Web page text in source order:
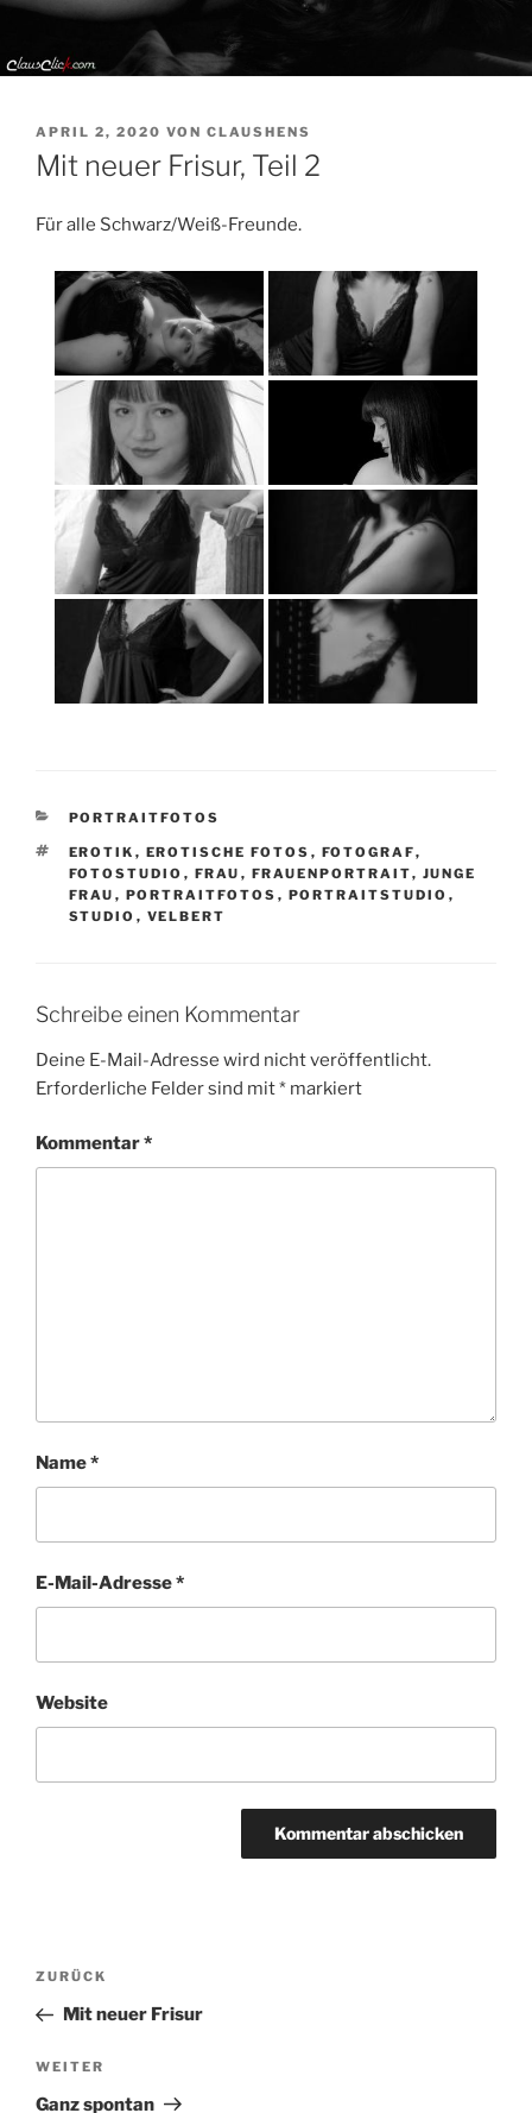
VERÖFFENTLICHT
AM
APRIL 2, 2020 VON CLAUSHENS
Mit neuer Frisur, Teil 2
Für alle Schwarz/Weiß-Freunde.
KATEGORIEN
PORTRAITFOTOS
SCHLAGWÖRTER
EROTIK , EROTISCHE FOTOS , FOTOGRAF,
FOTOSTUDIO , FRAU , FRAUENPORTRAIT, JUNGE
FRAU , PORTRAITFOTOS , PORTRAITSTUDIO ,
STUDIO , VELBERT
Schreibe einen Kommentar
Deine E-Mail-Adresse wird nicht veröffentlicht.
Erforderliche Felder sind mit* markiert
Kommentar*
Name*
E-Mail-Adresse*
Website
Beitragsnavigation
Vorheriger
Beitrag
ZURÜCK
Mit neuer Frisur
Nächster
Beitrag
WEITER
Ganz spontan